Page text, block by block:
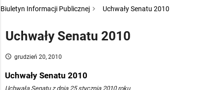
Biuletyn Informacji Publicznej Uchwały Senatu 2010
Uchwały Senatu 2010
access_time grudzień 20, 2010
Uchwały Senatu 2010
Uchwała Senatu z dnia 25 stycznia 2010 roku